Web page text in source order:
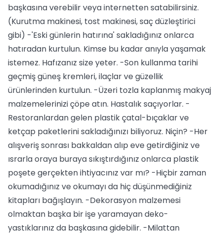
başkasına verebilir veya internetten satabilirsiniz.
(Kurutma makinesi, tost makinesi, saç düzleştirici
gibi) -'Eski günlerin hatırına' sakladığınız onlarca
hatıradan kurtulun. Kimse bu kadar anıyla yaşamak
istemez. Hafızanız size yeter. -Son kullanma tarihi
geçmiş güneş kremleri, ilaçlar ve güzellik
ürünlerinden kurtulun. -Üzeri tozla kaplanmış makyaj
malzemelerinizi çöpe atın. Hastalık saçıyorlar. -
Restoranlardan gelen plastik çatal-bıçaklar ve
ketçap paketlerini sakladığınızı biliyoruz. Niçin? -Her
alışveriş sonrası bakkaldan alıp eve getirdiğiniz ve
ısrarla oraya buraya sıkıştırdığınız onlarca plastik
poşete gerçekten ihtiyacınız var mı? -Hiçbir zaman
okumadığınız ve okumayı da hiç düşünmediğiniz
kitapları bağışlayın. -Dekorasyon malzemesi
olmaktan başka bir işe yaramayan deko-
yastıklarınız da başkasına gidebilir. -Milattan